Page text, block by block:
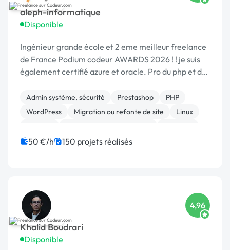
aleph-informatique
Disponible
Ingénieur grande école et 2 eme meilleur freelance
de France Podium codeur AWARDS 2026 ! ! je suis
également certifié azure et oracle. Pro du php et de
Admin système, sécurité Prestashop
PHP
WordPress
Migration ou refonte de site
Linux
Maintenance
50 €/h 150 projets réalisés
Khalid Boudrari
Disponible
4,96